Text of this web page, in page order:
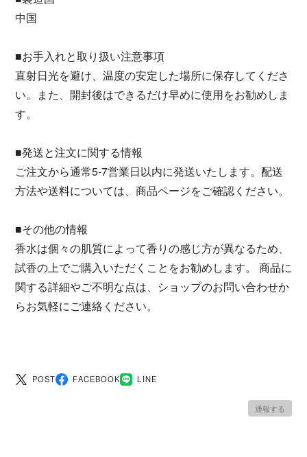
中国
■お手入れと取り扱い注意事項
直射日光を避け、温度の安定した場所に保存してくださ
い。また、開封後はできるだけ早めに使用をお勧めしま
す。
■発送と注文に関する情報
ご注文から通常5-7営業日以内に発送いたします。配送
方法や送料については、商品ページをご確認ください。
■その他の情報
香水は個々の肌質によって香りの感じ方が異なるため、
試香の上でご購入いただくことをお勧めします。 商品に
関する詳細やご不明な点は、ショップのお問い合わせか
らお気軽にご連絡ください。
POST FACEBOOK LINE
通報する